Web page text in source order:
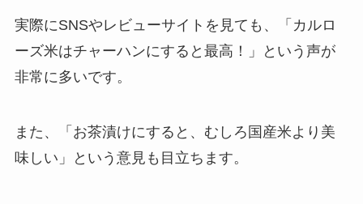
実際にSNSやレビューサイトを見ても、「カルロ
ーズ米はチャーハンにすると最高！」という声が
非常に多いです。
また、「お茶漬けにすると、むしろ国産米より美
味しい」という意見も目立ちます。